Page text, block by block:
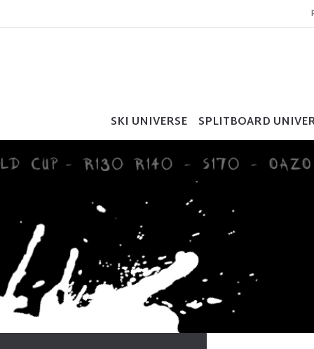
SKI UNIVERSE SPLITBOARD